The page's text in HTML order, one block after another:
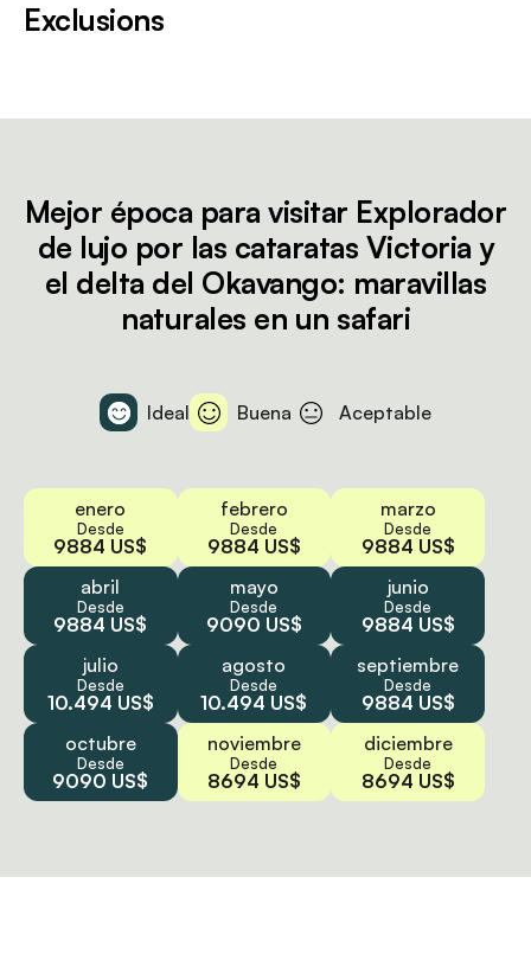
Exclusions
Mejor época para visitar Explorador
de lujo por las cataratas Victoria y
el delta del Okavango: maravillas
naturales en un safari
Ideal Buena Aceptable
enero
Desde
9884 US$
febrero
Desde
9884 US$
marzo
Desde
9884 US$
abril
Desde
9884 US$
mayo
Desde
9090 US$
junio
Desde
9884 US$
julio
Desde
10.494 US$
agosto
Desde
10.494 US$
septiembre
Desde
9884 US$
octubre
Desde
9090 US$
noviembre
Desde
8694 US$
diciembre
Desde
8694 US$